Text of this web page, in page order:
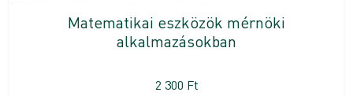
Matematikai eszközök mérnöki
alkalmazásokban
2 300 Ft